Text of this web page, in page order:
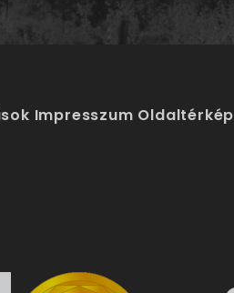
Impresszum Oldaltérkép